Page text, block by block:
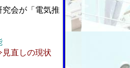
会が「電気推
直しの現状